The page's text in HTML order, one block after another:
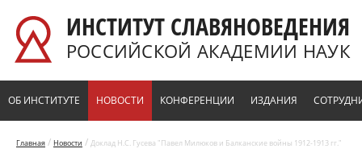
ИНСТИТУТ СЛАВЯНОВЕДЕНИЯ
РОССИЙСКОЙ АКАДЕМИИ НАУК
ОБ ИНСТИТУТЕ НОВОСТИ КОНФЕРЕНЦИИ ИЗДАНИЯ
Главная / Новости / Доклад Н.С. Гусева "Павел Милюков и Балканские войны 1912-1913 гг."